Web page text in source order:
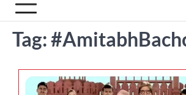
Tag: